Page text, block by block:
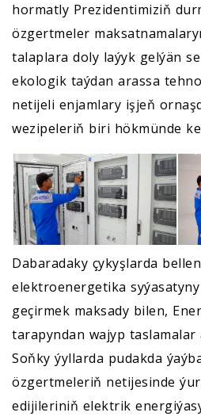
hormatly Prezidentimiziň
özgertmeler
talaplara doly laýyk gelýän
ekologik taýdan arassa
netijeli enjamlary işjeň
wezipeleriň biri hökmünde
Dabaradaky çykyşlarda
elektroenergetika
geçirmek maksady bilen,
tarapyndan wajyp taslamalar
Soňky ýyllarda pudakda
özgertmeleriň netijesinde
edijileriniň elektrik